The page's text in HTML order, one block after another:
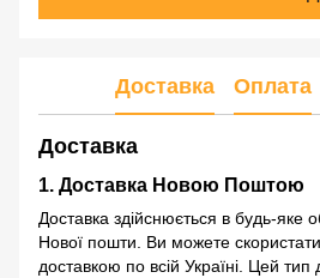
Доставка Оплата
Доставка
1. Доставка Новою Поштою
Доставка здійснюється в будь-яке
Нової пошти. Ви можете
доставкою по всій Україні. Цей тип